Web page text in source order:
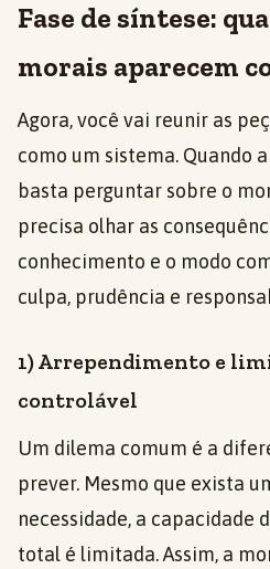
Fase de síntese:
morais aparecem
Agora, você vai reunir as
como um sistema. Quando
basta perguntar sobre o
precisa olhar as
conhecimento e o modo
culpa, prudência e
1) Arrependimento e
controlável
Um dilema comum é a
prever. Mesmo que exista
necessidade, a capacidade
total é limitada. Assim, a